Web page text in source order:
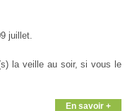
juillet.
la veille au soir, si vous le
En savoir +